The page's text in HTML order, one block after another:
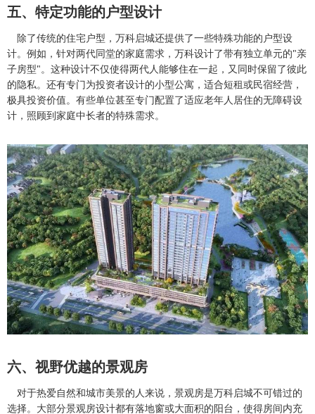
五、特定功能的户型设计
除了传统的住宅户型，万科启城还提供了一些特殊功能的户型设
计。例如，针对两代同堂的家庭需求，万科设计了带有独立单元的"亲
子房型"。这种设计不仅使得两代人能够住在一起，又同时保留了彼此
的隐私。还有专门为投资者设计的小型公寓，适合短租或民宿经营，
极具投资价值。有些单位甚至专门配置了适应老年人居住的无障碍设
计，照顾到家庭中长者的特殊需求。
六、视野优越的景观房
对于热爱自然和城市美景的人来说，景观房是万科启城不可错过的
选择。大部分景观房设计都有落地窗或大面积的阳台，使得房间内充